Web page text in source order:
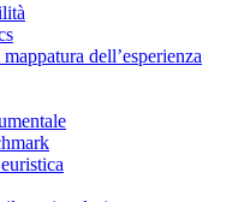
dell’esperienza